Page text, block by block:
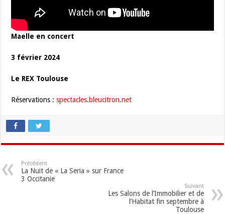
Maelle en concert
3 février 2024
Le REX Toulouse
Réservations :spectacles.bleucitron.net
Précédent
La Nuit de « La Seria » sur France
3 Occitanie
Suivant
Les Salons de l’Immobilier et de
l’Habitat fin septembre à
Toulouse